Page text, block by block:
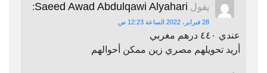
يقول Saeed Awad Abdulqawi Alyahari
:
28 فبراير، 2022 الساعة 12:23 ص
عندي ٤٤٠ درهم مغربي
أريد تحويلهم مصري زين ممكن أحوالهم